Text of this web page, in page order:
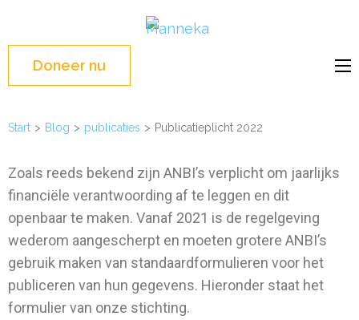
Doneer nu
Start > Blog > publicaties > Publicatieplicht 2022
Zoals reeds bekend zijn ANBI’s verplicht om jaarlijks
financiële verantwoording af te leggen en dit
openbaar te maken. Vanaf 2021 is de regelgeving
wederom aangescherpt en moeten grotere ANBI’s
gebruik maken van standaardformulieren voor het
publiceren van hun gegevens. Hieronder staat het
formulier van onze stichting.